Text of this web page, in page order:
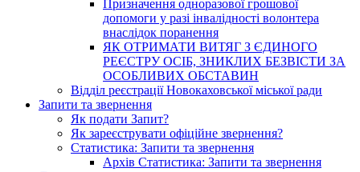
Призначення одноразової грошової
допомоги у разі інвалідності волонтера
внаслідок поранення
ЯК ОТРИМАТИ ВИТЯГ З ЄДИНОГО
РЕЄСТРУ ОСІБ, ЗНИКЛИХ БЕЗВІСТИ ЗА
ОСОБЛИВИХ ОБСТАВИН
Відділ реєстрації Новокаховської міської ради
Запити та звернення
Як подати Запит?
Як зареєструвати офіційне звернення?
Статистика: Запити та звернення
Архів Статистика: Запити та звернення